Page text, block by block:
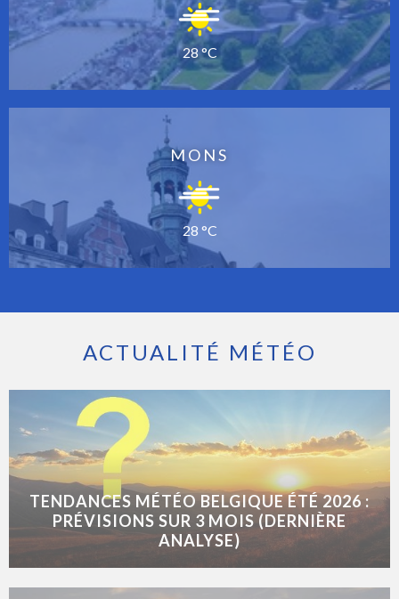
28 °C
MONS
28 °C
ACTUALITÉ MÉTÉO
TENDANCES MÉTÉO BELGIQUE ÉTÉ 2026 :
PRÉVISIONS SUR 3 MOIS (DERNIÈRE
ANALYSE)